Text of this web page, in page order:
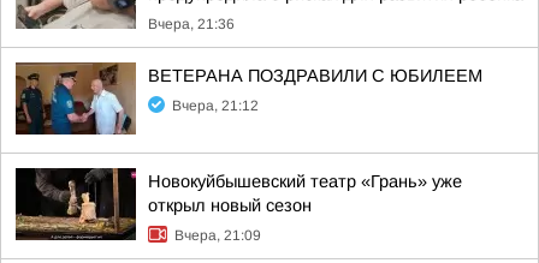
Вчера, 21:36
ВЕТЕРАНА ПОЗДРАВИЛИ С ЮБИЛЕЕМ
Вчера, 21:12
Новокуйбышевский театр «Грань» уже
открыл новый сезон
Вчера, 21:09